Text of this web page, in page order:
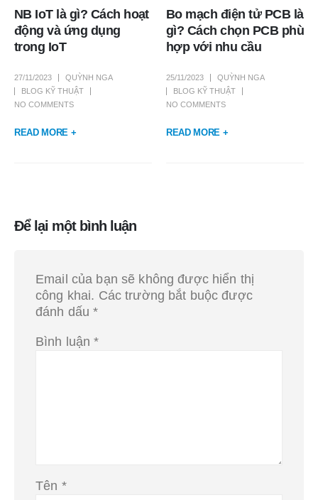
NB IoT là gì? Cách hoạt
động và ứng dụng
trong IoT
27/11/2023
QUỲNH NGA
BLOG KỸ THUẬT
NO COMMENTS
READ MORE +
Bo mạch điện tử PCB là
gì? Cách chọn PCB phù
hợp với nhu cầu
25/11/2023
QUỲNH NGA
BLOG KỸ THUẬT
NO COMMENTS
READ MORE +
Để lại một bình luận
Email của bạn sẽ không được hiển thị
công khai. Các trường bắt buộc được
đánh dấu*
Bình luận*
Tên *